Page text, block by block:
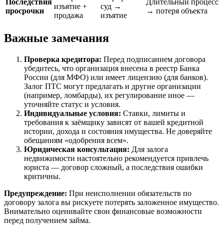
Последствия
просрочки
изъятие +
продажа
суд →
изъятие
Длительный процесс
→ потеря объекта
Важные замечания
Проверка кредитора: Перед подписанием договора
убедитесь, что организация внесена в реестр Банка
России (для МФО) или имеет лицензию (для банков).
Залог ПТС могут предлагать и другие организации
(например, ломбарды), их регулирование иное —
уточняйте статус и условия.
Индивидуальные условия: Ставки, лимиты и
требования к заёмщику зависят от вашей кредитной
истории, дохода и состояния имущества. Не доверяйте
обещаниям «одобрения всем».
Юридическая консультация: Для залога
недвижимости настоятельно рекомендуется привлечь
юриста — договор сложный, а последствия ошибки
критичны.
Предупреждение: При неисполнении обязательств по
договору залога вы рискуете потерять заложенное имущество.
Внимательно оценивайте свои финансовые возможности
перед получением займа.